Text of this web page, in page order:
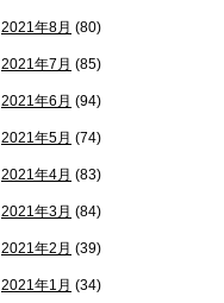
2021年8月 (80)
2021年7月 (85)
2021年6月 (94)
2021年5月 (74)
2021年4月 (83)
2021年3月 (84)
2021年2月 (39)
2021年1月 (34)